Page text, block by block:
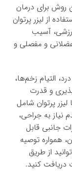
روش برای درمان
از لیزر پرتوان
آسیب
و مفصلی و
التیام زخم‌ها،
و قدرت
پرتوان شامل
به جراحی،
جانبی قابل
همواره توصیه
از طریق
کنید.